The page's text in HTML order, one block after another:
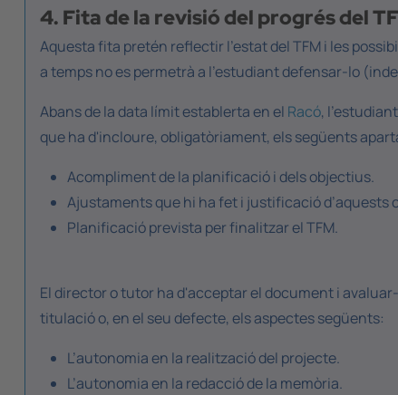
4. Fita de la revisió del progrés del
Aquesta fita pretén reflectir l'estat del TFM i les
a temps no es permetrà a l'estudiant defensar-lo
Abans de la data límit establerta en el Racó,
que ha d'incloure, obligatòriament, els següents
Acompliment de la planificació i dels objectius.
Ajustaments que hi ha fet i justificació d’aquests
Planificació prevista per finalitzar el TFM.
El director o tutor ha d'acceptar el document i
titulació o, en el seu defecte, els aspectes següents:
L’autonomia en la realització del projecte.
L’autonomia en la redacció de la memòria.